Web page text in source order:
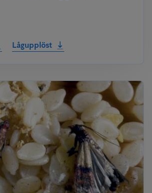
Lågupplöst